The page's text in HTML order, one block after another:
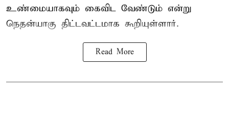
உண்மையாகவும் கைவிட வேண்டும் என்று
நெதன்யாகு திட்டவட்டமாக கூறியுள்ளார்.
Read More